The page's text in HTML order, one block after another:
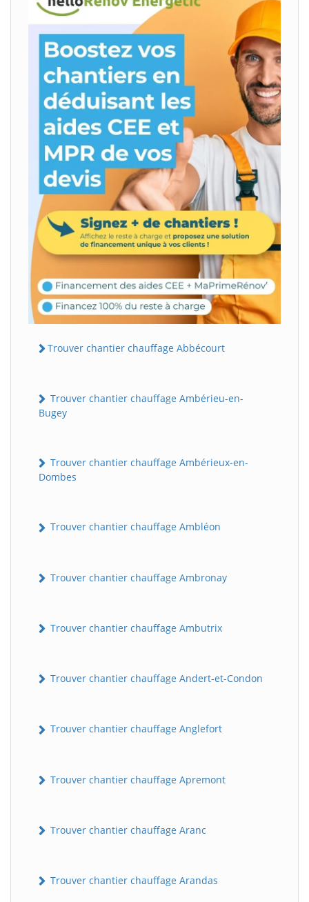
Trouver chantier chauffage Abbécourt
Trouver chantier chauffage Ambérieu-en-
Bugey
Trouver chantier chauffage Ambérieux-en-
Dombes
Trouver chantier chauffage Ambléon
Trouver chantier chauffage Ambronay
Trouver chantier chauffage Ambutrix
Trouver chantier chauffage Andert-et-Condon
Trouver chantier chauffage Anglefort
Trouver chantier chauffage Apremont
Trouver chantier chauffage Aranc
Trouver chantier chauffage Arandas